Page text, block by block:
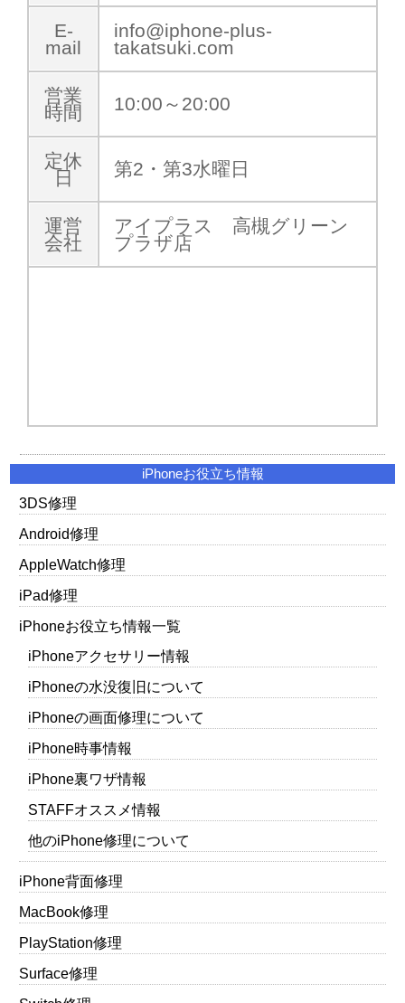
E-
mail
info@iphone-plus-
takatsuki.com
営業
時間
10:00～20:00
定休
日
第2・第3水曜日
運営
会社
アイプラス 高槻グリーン
プラザ店
iPhoneお役立ち情報
3DS修理
Android修理
AppleWatch修理
iPad修理
iPhoneお役立ち情報一覧
iPhoneアクセサリー情報
iPhoneの水没復旧について
iPhoneの画面修理について
iPhone時事情報
iPhone裏ワザ情報
STAFFオススメ情報
他のiPhone修理について
iPhone背面修理
MacBook修理
PlayStation修理
Surface修理